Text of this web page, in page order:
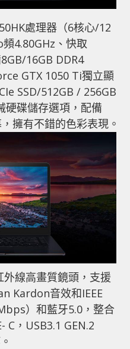
處理器（6核心/12
4.80GHz、快取
16GB DDR4
GTX 1050 Ti獨立顯
SSD/512GB / 256GB
硬碟儲存選項，配備
擁有不錯的色彩表現。
線高畫質鏡頭，支援
Kardon音效和IEEE
）和藍牙5.0，整合
C，USB3.1 GEN.2